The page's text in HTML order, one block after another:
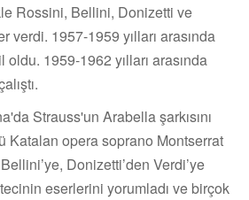
Rossini, Bellini, Donizetti ve
verdi. 1957-1959 yılları arasında
1959-1962 yılları arasında
Strauss'un Arabella şarkısını
Katalan opera soprano Montserrat
Donizetti’den Verdi’ye
eserlerini yorumladı ve birçok